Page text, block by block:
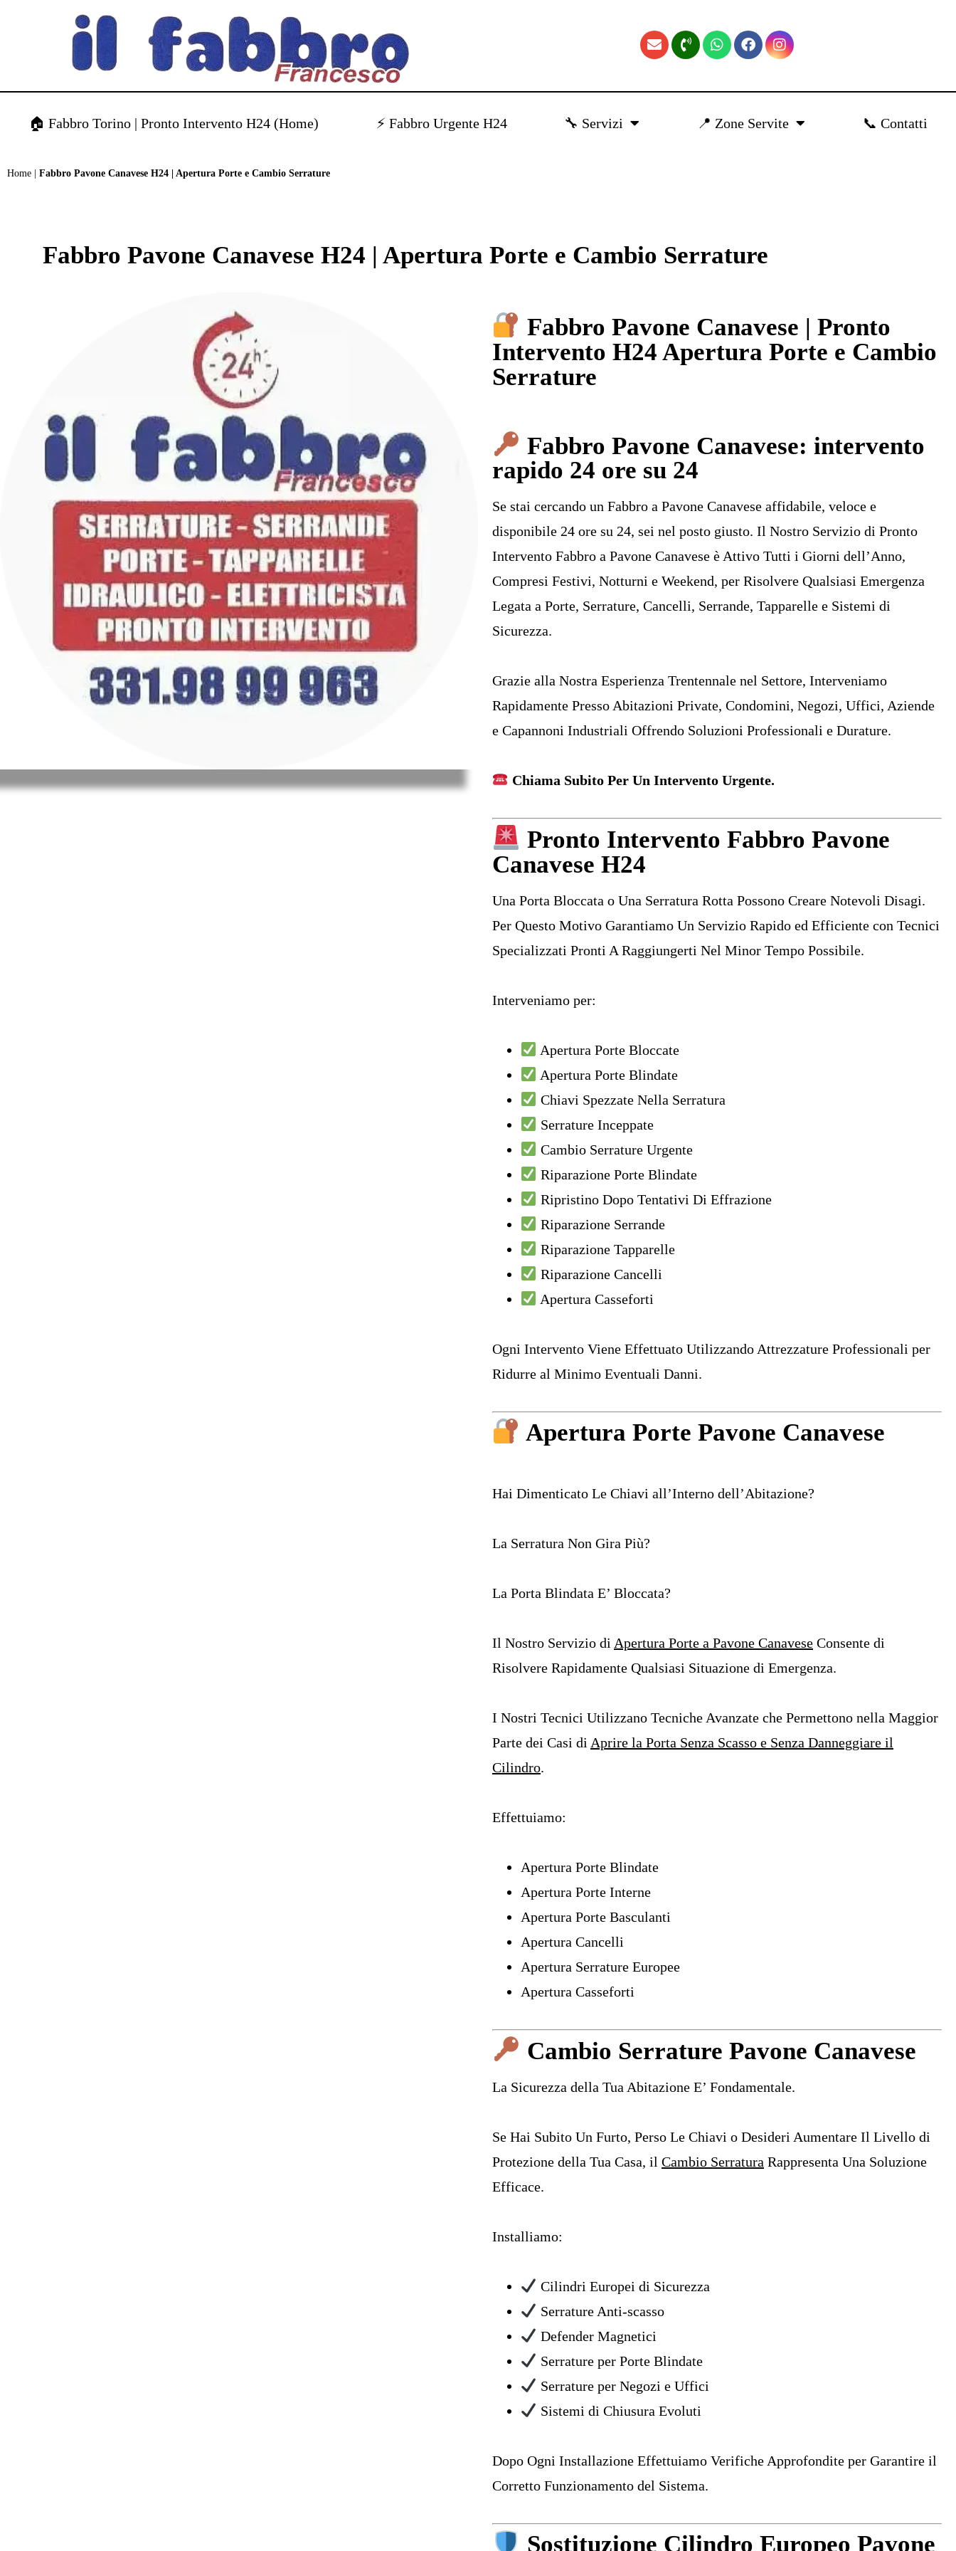
🏠 Fabbro Torino | Pronto Intervento H24 (Home) ⚡ Fabbro Urgente H24 🔧 Servizi 📍 Zone Servite 📞 Contatti
Home Fabbro Pavone Canavese H24 | Apertura Porte e Cambio Serrature
Fabbro Pavone Canavese H24 | Apertura Porte e Cambio Serrature
Fabbro Pavone Canavese | Pronto
Intervento H24 Apertura Porte e Cambio
Serrature
Fabbro Pavone Canavese: intervento
rapido 24 ore su 24
Se stai cercando un Fabbro a Pavone Canavese affidabile, veloce e
disponibile 24 ore su 24, sei nel posto giusto. Il Nostro Servizio di Pronto
Intervento Fabbro a Pavone Canavese è Attivo Tutti i Giorni dell’Anno,
Compresi Festivi, Notturni e Weekend, per Risolvere Qualsiasi Emergenza
Legata a Porte, Serrature, Cancelli, Serrande, Tapparelle e Sistemi di
Sicurezza.
Grazie alla Nostra Esperienza Trentennale nel Settore, Interveniamo
Rapidamente Presso Abitazioni Private, Condomini, Negozi, Uffici, Aziende
e Capannoni Industriali Offrendo Soluzioni Professionali e Durature.
Chiama Subito Per Un Intervento Urgente.
Pronto Intervento Fabbro Pavone
Canavese H24
Una Porta Bloccata o Una Serratura Rotta Possono Creare Notevoli Disagi.
Per Questo Motivo Garantiamo Un Servizio Rapido ed Efficiente con Tecnici
Specializzati Pronti A Raggiungerti Nel Minor Tempo Possibile.
Interveniamo per:
Apertura Porte Bloccate
Apertura Porte Blindate
Chiavi Spezzate Nella Serratura
Serrature Inceppate
Cambio Serrature Urgente
Riparazione Porte Blindate
Ripristino Dopo Tentativi Di Effrazione
Riparazione Serrande
Riparazione Tapparelle
Riparazione Cancelli
Apertura Casseforti
Ogni Intervento Viene Effettuato Utilizzando Attrezzature Professionali per
Ridurre al Minimo Eventuali Danni.
Apertura Porte Pavone Canavese
Hai Dimenticato Le Chiavi all’Interno dell’Abitazione?
La Serratura Non Gira Più?
La Porta Blindata E’ Bloccata?
Il Nostro Servizio di Apertura Porte a Pavone Canavese Consente di
Risolvere Rapidamente Qualsiasi Situazione di Emergenza.
I Nostri Tecnici Utilizzano Tecniche Avanzate che Permettono nella Maggior
Parte dei Casi di Aprire la Porta Senza Scasso e Senza Danneggiare il
Cilindro.
Effettuiamo:
Apertura Porte Blindate
Apertura Porte Interne
Apertura Porte Basculanti
Apertura Cancelli
Apertura Serrature Europee
Apertura Casseforti
Cambio Serrature Pavone Canavese
La Sicurezza della Tua Abitazione E’ Fondamentale.
Se Hai Subito Un Furto, Perso Le Chiavi o Desideri Aumentare Il Livello di
Protezione della Tua Casa, il Cambio Serratura Rappresenta Una Soluzione
Efficace.
Installiamo:
Cilindri Europei di Sicurezza
Serrature Anti-scasso
Defender Magnetici
Serrature per Porte Blindate
Serrature per Negozi e Uffici
Sistemi di Chiusura Evoluti
Dopo Ogni Installazione Effettuiamo Verifiche Approfondite per Garantire il
Corretto Funzionamento del Sistema.
Sostituzione Cilindro Europeo Pavone